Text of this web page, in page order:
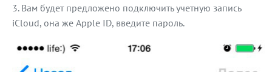
Вам будет предложено подключить учетную запись
iCloud, она же Apple ID, введите пароль.